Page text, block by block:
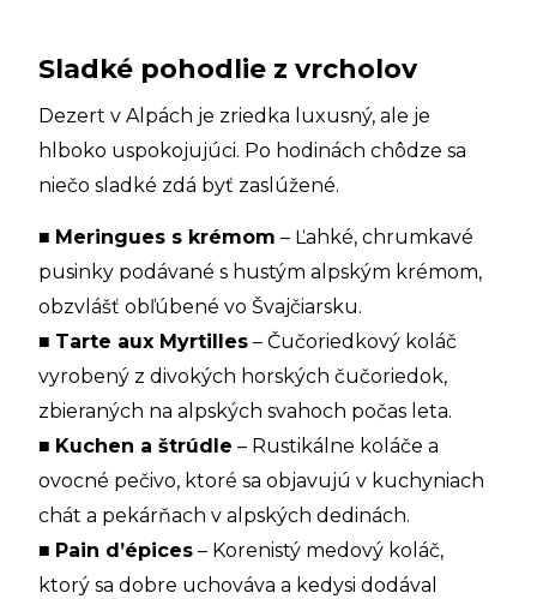
Sladké pohodlie z vrcholov
Dezert v Alpách je zriedka luxusný, ale je
hlboko uspokojujúci. Po hodinách chôdze sa
niečo sladké zdá byť zaslúžené.
■ Meringues s krémom – Ľahké, chrumkavé
pusinky podávané s hustým alpským krémom,
obzvlášť obľúbené vo Švajčiarsku.
■ Tarte aux Myrtilles – Čučoriedkový koláč
vyrobený z divokých horských čučoriedok,
zbieraných na alpských svahoch počas leta.
■ Kuchen a štrúdle – Rustikálne koláče a
ovocné pečivo, ktoré sa objavujú v kuchyniach
chát a pekárňach v alpských dedinách.
■ Pain d’épices – Korenistý medový koláč,
ktorý sa dobre uchováva a kedysi dodával